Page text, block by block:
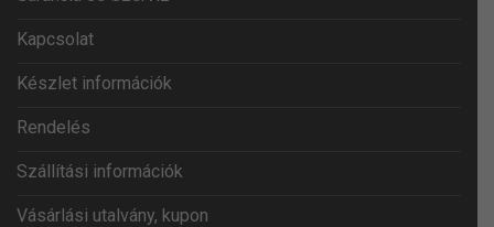
Kapcsolat
Készlet információk
Rendelés
Szállítási információk
Vásárlási utalvány, kupon